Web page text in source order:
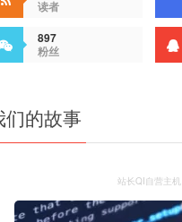
读者
897
粉丝
们的故事
站长QI自营主机